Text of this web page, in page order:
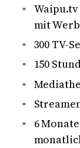
mit
300 TV-
150
6